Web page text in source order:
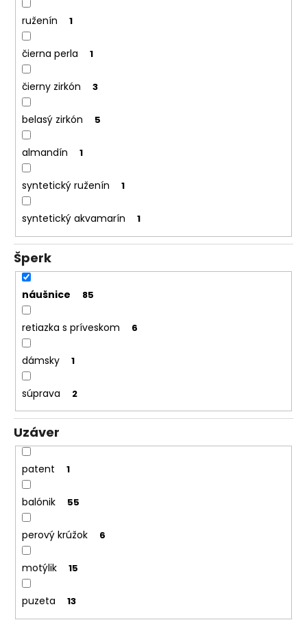
ruženín 1
čierna perla 1
čierny zirkón 3
belasý zirkón 5
almandín 1
syntetický ruženín 1
syntetický akvamarín 1
Šperk
náušnice 85
retiazka s príveskom 6
dámsky 1
súprava 2
Uzáver
patent 1
balónik 55
perový krúžok 6
motýlik 15
puzeta 13